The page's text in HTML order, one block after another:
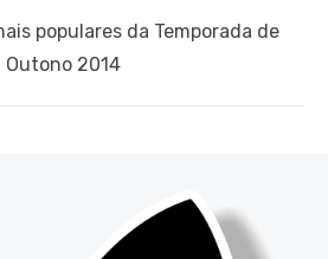
populares da Temporada de
Outono 2014